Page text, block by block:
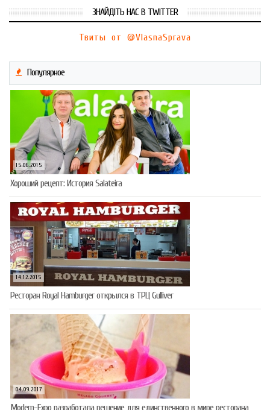
ЗНАЙДІТЬ НАС В TWITTER
Твиты от @VlasnaSprava
Популярное
15.06.2015
Хороший рецепт: История Salateira
14.12.2015
Ресторан Royal Hamburger открылся в ТРЦ Gulliver
04.09.2017
Modern-Expo разработала решение для единственного в мире ресторана